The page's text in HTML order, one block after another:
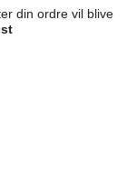
din ordre vil blive